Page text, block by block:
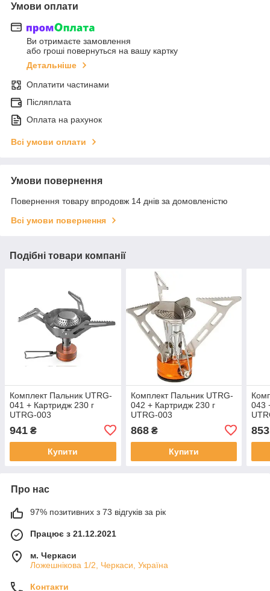
Умови оплати
Ви отримаєте замовлення
або гроші повернуться на вашу картку
Детальніше
Оплатити частинами
Післяплата
Оплата на рахунок
Всі умови оплати
Умови повернення
Повернення товару впродовж 14 днів за домовленістю
Всі умови повернення
Подібні товари компанії
Комплект Пальник UTRG-
041 + Картридж 230 г
UTRG-003
941 ₴
Купити
Комплект Пальник UTRG-
042 + Картридж 230 г
UTRG-003
868₴
Купити
043
853
Про нас
97% позитивних з 73 відгуків за рік
Працює з 21.12.2021
м. Черкаси
Ложешнікова 1/2, Черкаси, Україна
Контакти